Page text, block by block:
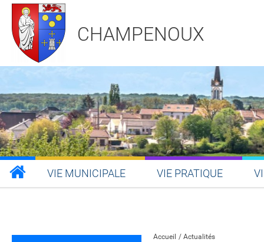
CHAMPENOUX
VIE MUNICIPALE VIE PRATIQUE
Accueil Actualités